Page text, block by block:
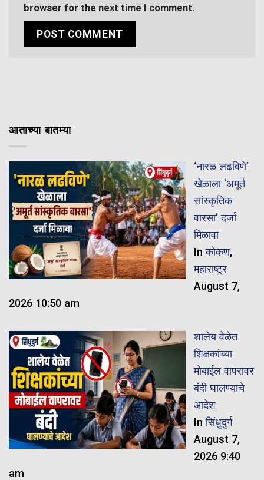
browser for the next time I comment.
आताच्या बातम्या
‘नारळ लढविणे’
खेळाला ‘अमूर्त
सांस्कृतिक
वारसा’ दर्जा
मिळावा
Inकोकण,
महाराष्ट्र
August 7,
2026 10:50 am
शालेय वेळेत
शिक्षकांच्या
मोबाईल वापरावर
बंदी घालण्याचे
आदेश
Inसिंधुदुर्ग
August 7,
2026 9:40
am